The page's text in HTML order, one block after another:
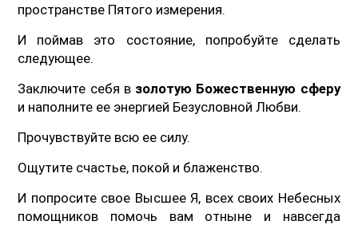
пространстве Пятого измерения.
И поймав это состояние, попробуйте сделать
следующее.
Заключите себя в золотую Божественную сферу
и наполните ее энергией Безусловной Любви.
Прочувствуйте всю ее силу.
Ощутите счастье, покой и блаженство.
И попросите свое Высшее Я, всех своих Небесных
помощников помочь вам отныне и навсегда